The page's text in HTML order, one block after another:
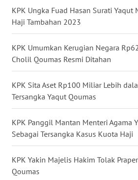
KPK Ungka Fuad Hasan Surati Yaqut
Haji Tambahan 2023
KPK Umumkan Kerugian Negara
Cholil Qoumas Resmi Ditahan
KPK Sita Aset Rp100 Miliar Lebih
Tersangka Yaqut Qoumas
KPK Panggil Mantan Menteri Agama
Sebagai Tersangka Kasus Kuota Haji
KPK Yakin Majelis Hakim Tolak
Qoumas
WN
NUSANTARA
WN
JOGJA
WN
JATIM
WN
BALI
WN